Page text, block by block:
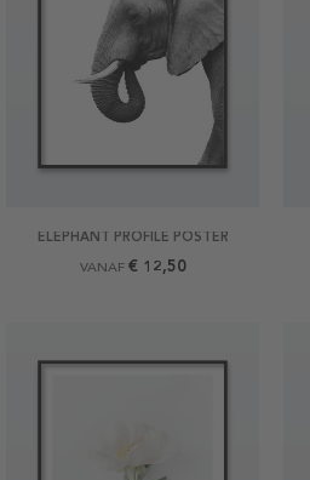
ELEPHANT PROFILE POSTER
VANAF € 12,50